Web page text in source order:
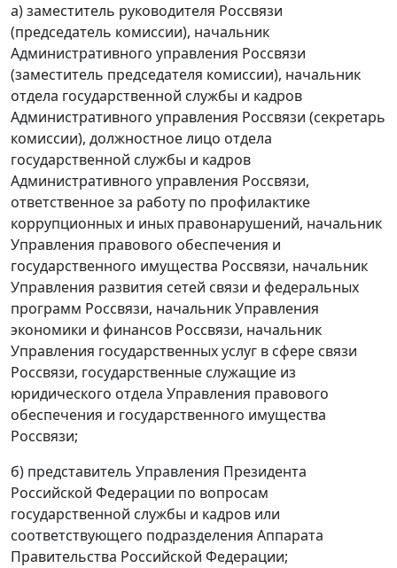
а) заместитель руководителя Россвязи
(председатель комиссии), начальник
Административного управления Россвязи
(заместитель председателя комиссии), начальник
отдела государственной службы и кадров
Административного управления Россвязи (секретарь
комиссии), должностное лицо отдела
государственной службы и кадров
Административного управления Россвязи,
ответственное за работу по профилактике
коррупционных и иных правонарушений, начальник
Управления правового обеспечения и
государственного имущества Россвязи, начальник
Управления развития сетей связи и федеральных
программ Россвязи, начальник Управления
экономики и финансов Россвязи, начальник
Управления государственных услуг в сфере связи
Россвязи, государственные служащие из
юридического отдела Управления правового
обеспечения и государственного имущества
Россвязи;
б) представитель Управления Президента
Российской Федерации по вопросам
государственной службы и кадров или
соответствующего подразделения Аппарата
Правительства Российской Федерации;